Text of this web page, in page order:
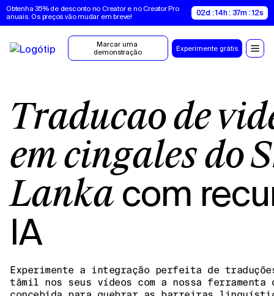
Obtenha 35% de desconto no Creator e no Creator Pro
anuais. Os preços vão mudar em breve!
02d : 14h : 37m : 11s
Marcar uma
demonstração
Experimente grátis
Tradução de vídeos
em cingalês do
Lanka com
IA
Experimente a integração perfeita de
tâmil nos seus vídeos com a nossa ferramenta